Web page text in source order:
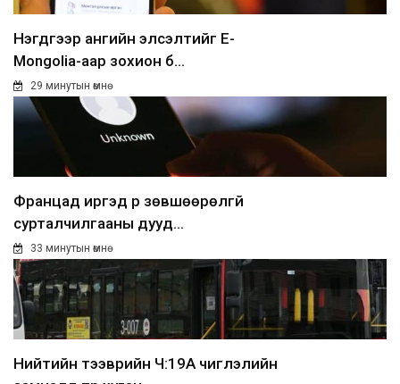
Нэгдүгээр ангийн элсэлтийг E-
Mongolia-аар зохион б...
29 минутын өмнө
Францад иргэд рүү зөвшөөрөлгүй
сурталчилгааны дууд...
33 минутын өмнө
Нийтийн тээврийн Ч:19А чиглэлийн